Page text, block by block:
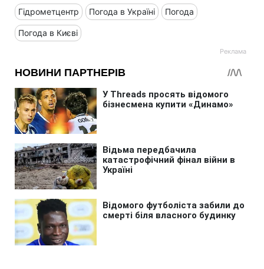
Гідрометцентр Погода в Україні Погода
Погода в Києві